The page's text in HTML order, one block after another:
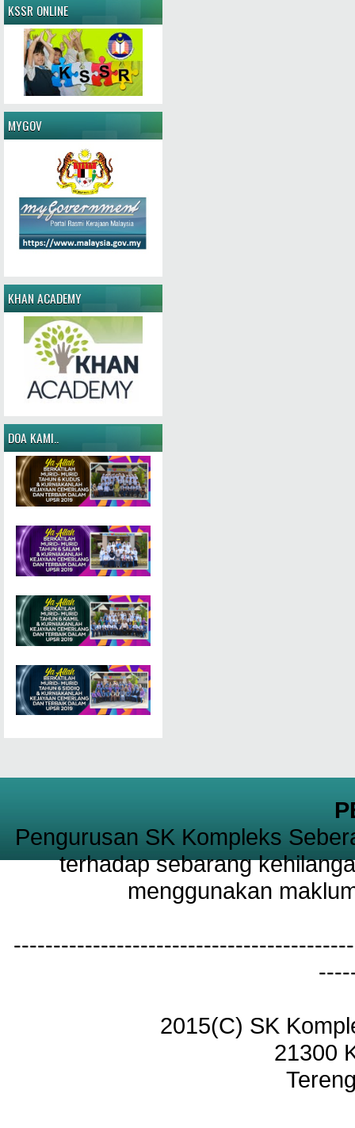
KSSR ONLINE
MYGOV
KHAN ACADEMY
DOA KAMI..
Pengurusan SK Kompleks
terhadap sebarang
menggunakan
2015(C) SK
21300